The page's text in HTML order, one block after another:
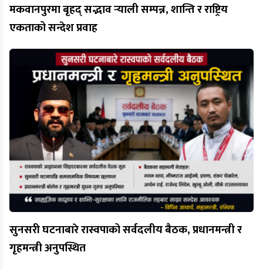
मकवानपुरमा बृहद् सद्भाव र्‍याली सम्पन्न, शान्ति र राष्ट्रिय
एकताको सन्देश प्रवाह
सुनसरी घटनाबारे रास्वपाको सर्वदलीय बैठक, प्रधानमन्त्री र
गृहमन्त्री अनुपस्थित